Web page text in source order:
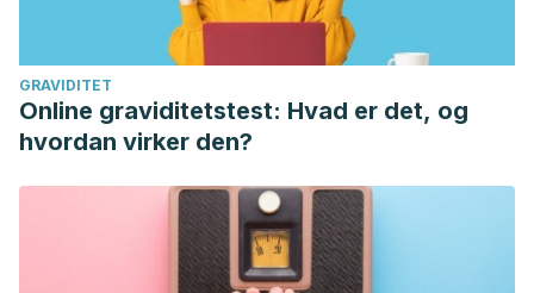
GRAVIDITET
Online graviditetstest: Hvad er det, og
hvordan virker den?